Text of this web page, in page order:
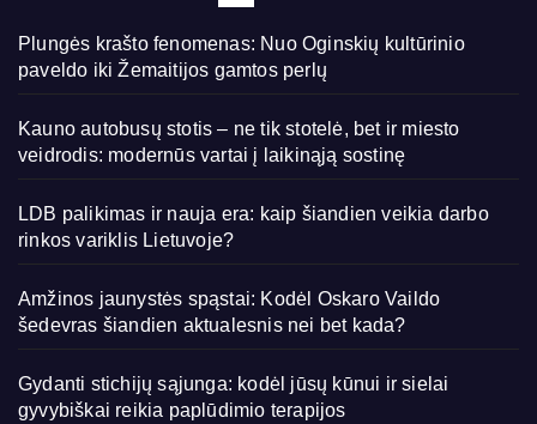
Plungės krašto fenomenas: Nuo Oginskių kultūrinio
paveldo iki Žemaitijos gamtos perlų
Kauno autobusų stotis – ne tik stotelė, bet ir miesto
veidrodis: modernūs vartai į laikinąją sostinę
LDB palikimas ir nauja era: kaip šiandien veikia darbo
rinkos variklis Lietuvoje?
Amžinos jaunystės spąstai: Kodėl Oskaro Vaildo
šedevras šiandien aktualesnis nei bet kada?
Gydanti stichijų sąjunga: kodėl jūsų kūnui ir sielai
gyvybiškai reikia paplūdimio terapijos